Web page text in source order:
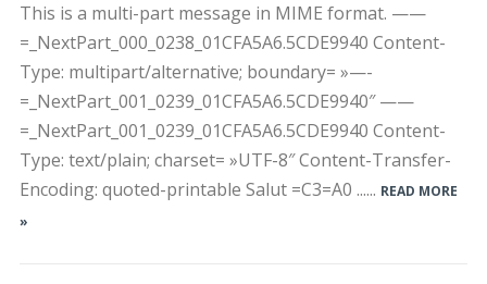
This is a multi-part message in MIME format. ——
=_NextPart_000_0238_01CFA5A6.5CDE9940 Content-
Type: multipart/alternative; boundary= »—-
=_NextPart_001_0239_01CFA5A6.5CDE9940″ ——
=_NextPart_001_0239_01CFA5A6.5CDE9940 Content-
Type: text/plain; charset= »UTF-8″ Content-Transfer-
Encoding: quoted-printable Salut =C3=A0 ...... READ MORE
»